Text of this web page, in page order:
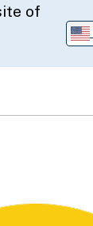
Skip
of